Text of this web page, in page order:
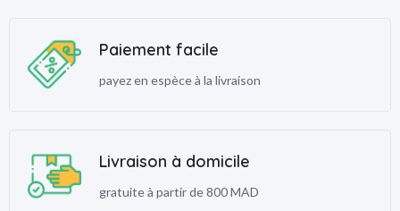
Paiement facile
payez en espèce à la livraison
Livraison à domicile
gratuite à partir de 800 MAD